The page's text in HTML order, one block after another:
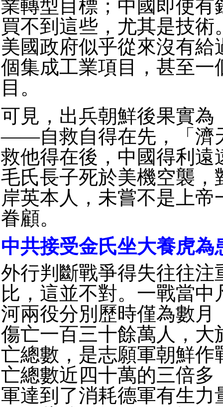
業轉型目標；中國即使有
買不到這些，尤其是技術
美國政府似乎從來沒有給
個集成工業項目，甚至一
目。
可見，出兵朝鮮後果實為
——自救自得在先，「濟
救他得在後，中國得利遠
毛氏長子死於美機空襲，
岸英本人，未嘗不是上帝
眷顧。
中共接受金氏坐大養虎為
外行判斷戰爭得失往往注
比，這並不對。一戰當中
河兩役分別歷時僅為數月
傷亡一百三十餘萬人，大
亡總數，是志願軍朝鮮作
亡總數近四十萬的三倍多
軍達到了消耗德軍有生力